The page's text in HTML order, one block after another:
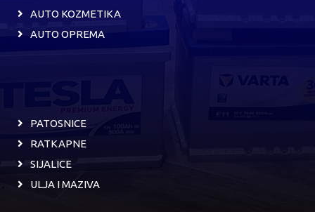
AUTO KOZMETIKA
AUTO OPREMA
PATOSNICE
RATKAPNE
SIJALICE
ULJA I MAZIVA